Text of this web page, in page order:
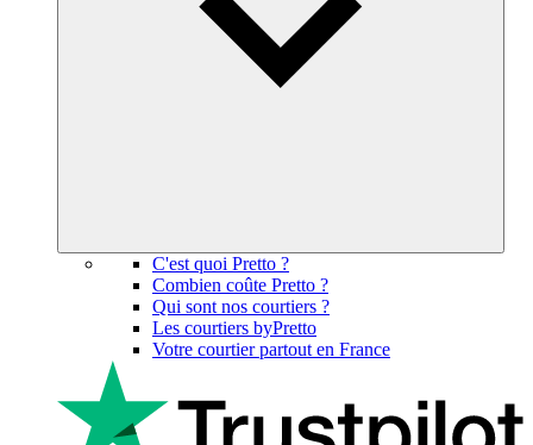
C'est quoi Pretto ?
Combien coûte Pretto ?
Qui sont nos courtiers ?
Les courtiers byPretto
Votre courtier partout en France